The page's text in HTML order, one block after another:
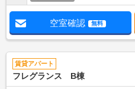
空室確認 無料
賃貸アパート
フレグランス B棟